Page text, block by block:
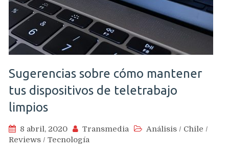
Sugerencias sobre cómo mantener
tus dispositivos de teletrabajo
limpios
8 abril, 2020 Transmedia Análisis / Chile /
Reviews / Tecnología